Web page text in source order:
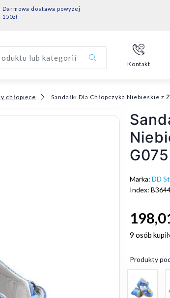
Darmowa dostawa powyżej
150zł
lub kategorii
Kontakt
chłopięce Sandałki Dla Chłopczyka Niebieskie z
Marka: DD
Index:
9 osób
Produkty